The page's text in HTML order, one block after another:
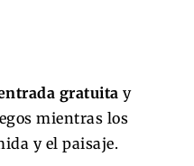
gratuita y
mientras los
y el paisaje.